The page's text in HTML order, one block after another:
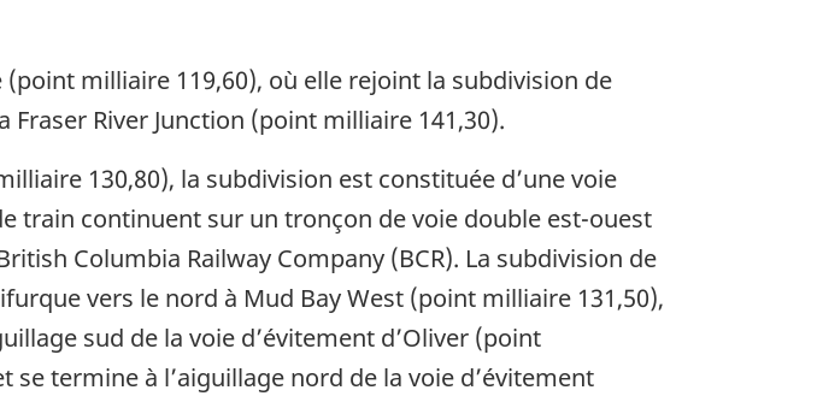
milliaire 119,60), où elle rejoint la subdivision de
Fraser River Junction (point milliaire 141,30).
130,80), la subdivision est constituée d’une voie
train continuent sur un tronçon de voie double est-ouest
Columbia Railway Company (BCR). La subdivision de
vers le nord à Mud Bay West (point milliaire 131,50),
sud de la voie d’évitement d’Oliver (point
se termine à l’aiguillage nord de la voie d’évitement